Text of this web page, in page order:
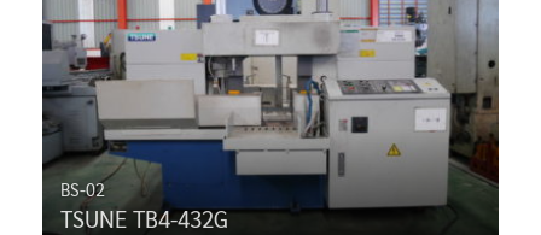
BS-02
TSUNE TB4-432G